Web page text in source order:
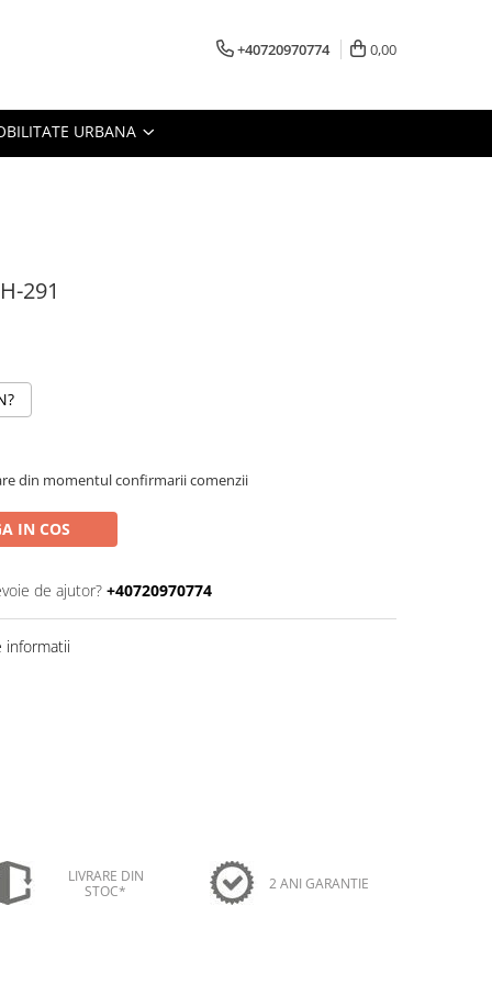
+40720970774 0,00
URBANA
291
din momentul confirmarii comenzii
IN COS
de ajutor? +40720970774
informatii
LIVRARE DIN
STOC*
2 ANI GARANTIE